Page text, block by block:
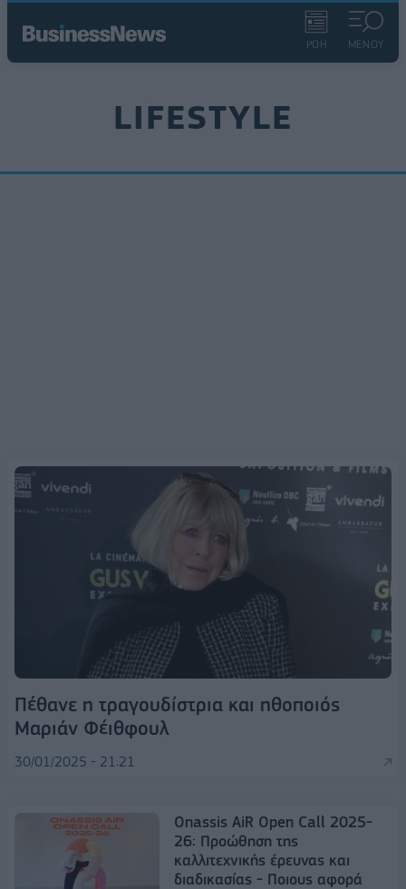
ΡΟΗ ΜΕΝΟΥ
LIFESTYLE
Πέθανε η τραγουδίστρια και ηθοποιός
Μαριάν Φέιθφουλ
30/01/2025 - 21:21
Onassis AiR Open Call 2025-
26: Προώθηση της
καλλιτεχνικής έρευνας και
διαδικασίας - Ποιους αφορά